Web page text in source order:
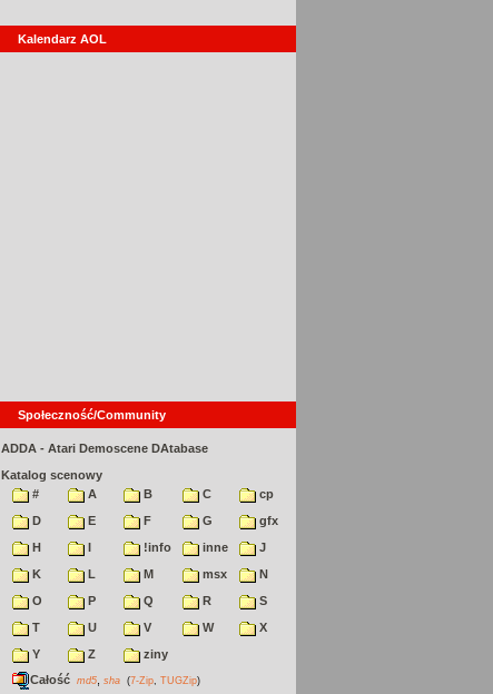
Kalendarz AOL
Społeczność/Community
ADDA - Atari Demoscene DAtabase
Katalog scenowy
#
A B C
cp
D
E F G
gfx
H
I !info inne
J
K
L M msx
N
O
P Q R
S
T
U V W
X
Y
Z
ziny
Całość md5 sha (7-Zip TUGZip)